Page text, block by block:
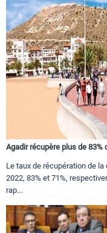
Agadir récupère plus de 83%
Le taux de récupération de
2022, 83% et 71%,
rap...